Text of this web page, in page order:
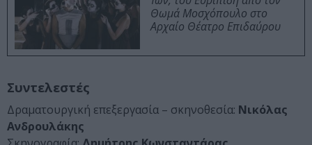
Θωμά Μοσχόπουλο στο
Αρχαίο Θέατρο Επιδαύρου
Συντελεστές
Δραματουργική επεξεργασία – σκηνοθεσία: Νικόλας
Ανδρουλάκης